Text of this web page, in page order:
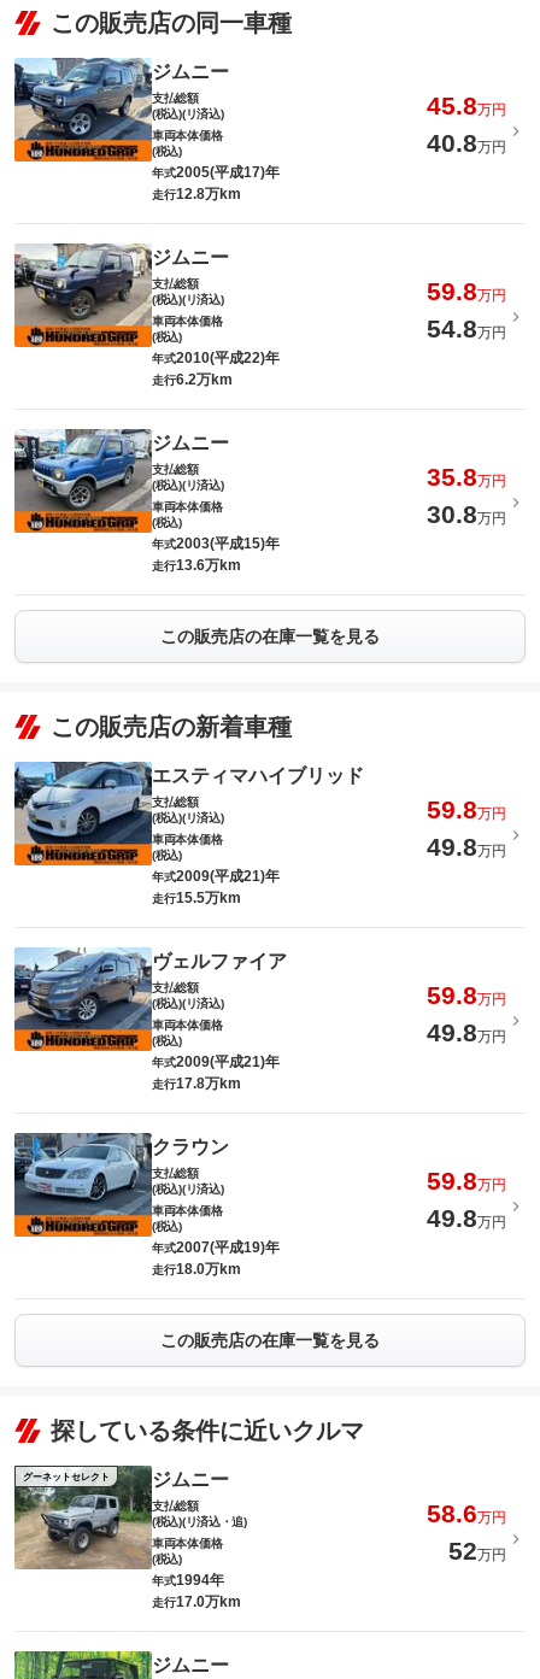
この販売店の同一車種
ジムニー
支払総額
(税込)(リ済込)
45.8万円
車両本体価格
(税込)
40.8万円
年式2005(平成17)年
走行12.8万km
ジムニー
支払総額
(税込)(リ済込)
59.8万円
車両本体価格
(税込)
54.8万円
年式2010(平成22)年
走行6.2万km
ジムニー
支払総額
(税込)(リ済込)
35.8万円
車両本体価格
(税込)
30.8万円
年式2003(平成15)年
走行13.6万km
この販売店の在庫一覧を見る
この販売店の新着車種
エスティマハイブリッド
支払総額
(税込)(リ済込)
59.8万円
車両本体価格
(税込)
49.8万円
年式2009(平成21)年
走行15.5万km
ヴェルファイア
支払総額
(税込)(リ済込)
59.8万円
車両本体価格
(税込)
49.8万円
年式2009(平成21)年
走行17.8万km
クラウン
支払総額
(税込)(リ済込)
59.8万円
車両本体価格
(税込)
49.8万円
年式2007(平成19)年
走行18.0万km
この販売店の在庫一覧を見る
探している条件に近いクルマ
グーネットセレクト ジムニー
支払総額
(税込)(リ済込・追)
58.6万円
車両本体価格
(税込)
52万円
年式1994年
走行17.0万km
ジムニー